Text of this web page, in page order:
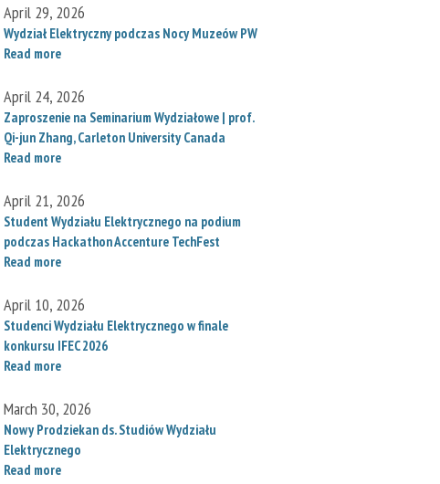
April 29, 2026
Wydział Elektryczny podczas Nocy Muzeów PW
Read more
April 24, 2026
Zaproszenie na Seminarium Wydziałowe | prof.
Qi-jun Zhang, Carleton University Canada
Read more
April 21, 2026
Student Wydziału Elektrycznego na podium
podczas Hackathon Accenture TechFest
Read more
April 10, 2026
Studenci Wydziału Elektrycznego w finale
konkursu IFEC 2026
Read more
March 30, 2026
Nowy Prodziekan ds. Studiów Wydziału
Elektrycznego
Read more